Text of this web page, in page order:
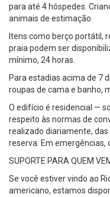
para até 4 hóspedes.
animais de estimação.
Itens como berço portátil,
praia podem ser
mínimo, 24 horas.
Para estadias acima de 7
roupas de cama e banho,
O edifício é residencial —
respeito às normas de
realizado diariamente,
reserva. Em emergências,
SUPORTE PARA QUEM
Se você estiver vindo ao
americano, estamos